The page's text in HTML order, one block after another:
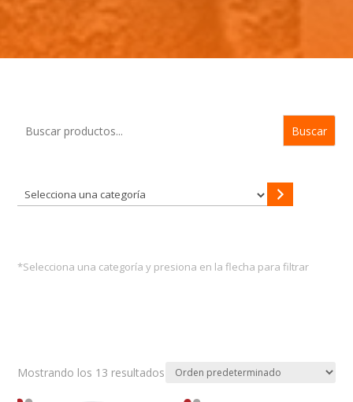
Buscar
Selecciona
*Selecciona una categoría y presiona en la flecha para filtrar
Mostrando los 13 resultados